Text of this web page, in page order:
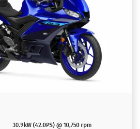
30.9kW (42.0PS) @ 10,750 rpm